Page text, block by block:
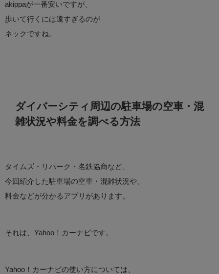
akippaが一番安いですが、
歩いて行くには遠すぎるのが
ネックですね。
ダイバーシティ周辺の駐車場の空車・混
雑状況や料金を調べる方法
タイムズ・リパーク・名鉄協商など、
今回紹介した駐車場の空車・混雑状況や、
料金などが分かるアプリがあります。
それは、Yahoo！カーナビです。
Yahoo！カーナビの使い方については、